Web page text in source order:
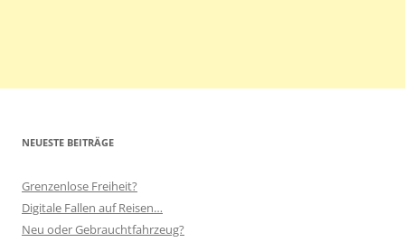
NEUESTE BEITRÄGE
Grenzenlose Freiheit?
Digitale Fallen auf Reisen…
Neu oder Gebrauchtfahrzeug?